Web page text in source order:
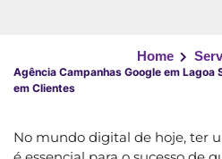
Home
Agência Campanhas Google em
em Clientes
No mundo digital de hoje, ter